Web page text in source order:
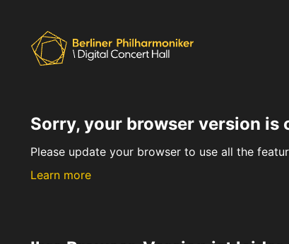
Sorry, your browser version is
Please update your browser to use all the
Learn more